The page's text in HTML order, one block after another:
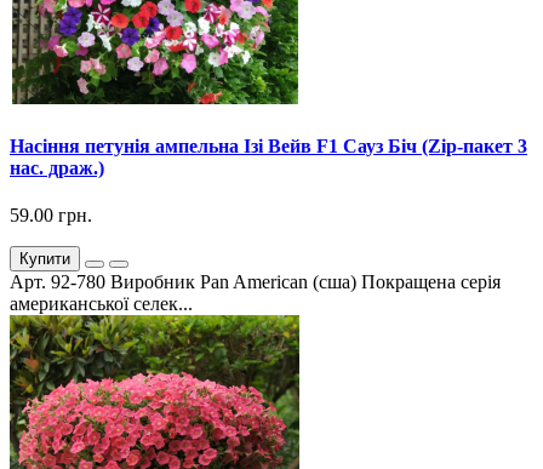
Насіння петунія ампельна Ізі Вейв F1 Сауз Біч (Zip-пакет 3
нас. драж.)
59.00 грн.
Купити
Арт. 92-780 Виробник Pan American (сша) Покращена серія
американської селек...